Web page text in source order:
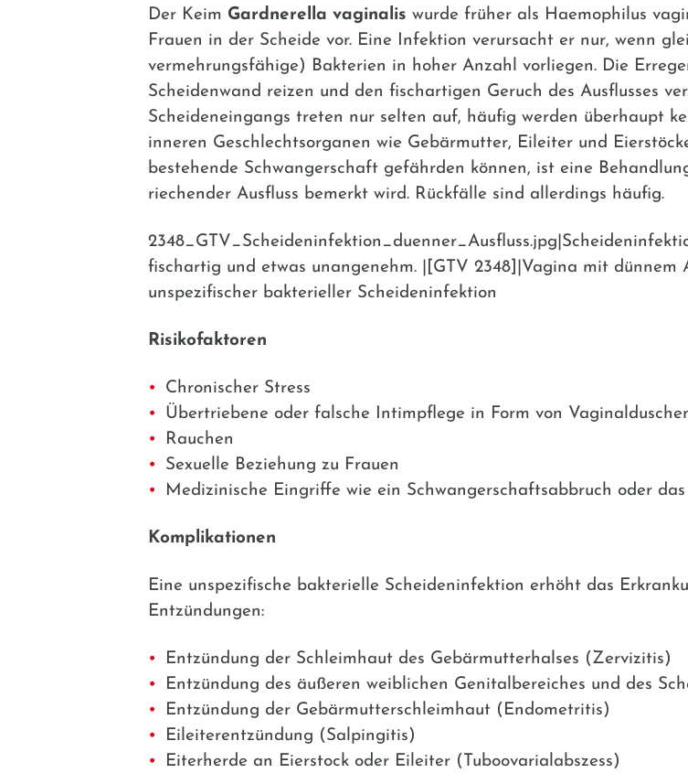
Der Keim Gardnerella vaginalis wurde früher als Haemophilus
Frauen in der Scheide vor. Eine Infektion verursacht er nur, wenn
vermehrungsfähige) Bakterien in hoher Anzahl vorliegen. Die
Scheidenwand reizen und den fischartigen Geruch des Ausflusses
Scheideneingangs treten nur selten auf, häufig werden überhaupt
inneren Geschlechtsorganen wie Gebärmutter, Eileiter und
bestehende Schwangerschaft gefährden können, ist eine
riechender Ausfluss bemerkt wird. Rückfälle sind allerdings häufig.
fischartig und etwas unangenehm. |[GTV 2348]|Vagina mit dünnem
unspezifischer bakterieller Scheideninfektion
Risikofaktoren
Chronischer Stress
Übertriebene oder falsche Intimpflege in Form von
Rauchen
Sexuelle Beziehung zu Frauen
Medizinische Eingriffe wie ein Schwangerschaftsabbruch oder
Komplikationen
Eine unspezifische bakterielle Scheideninfektion erhöht das
Entzündungen:
Entzündung der Schleimhaut des Gebärmutterhalses (Zervizitis)
Entzündung des äußeren weiblichen Genitalbereiches und des
Entzündung der Gebärmutterschleimhaut (Endometritis)
Eileiterentzündung (Salpingitis)
Eiterherde an Eierstock oder Eileiter (Tuboovarialabszess)